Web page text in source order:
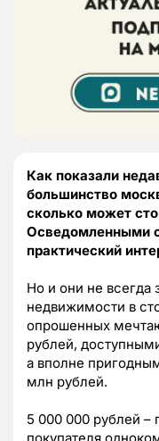
Как показали
большинство
сколько может
Осведомленными
практический
Но и они не всегда
недвижимости в
опрошенных
рублей,
а вполне
млн рублей.
5 000 000 рублей –